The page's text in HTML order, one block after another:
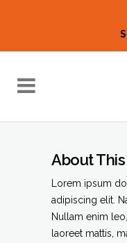
About
Lorem ipsum
adipiscing elit.
Nullam enim
laoreet mattis,